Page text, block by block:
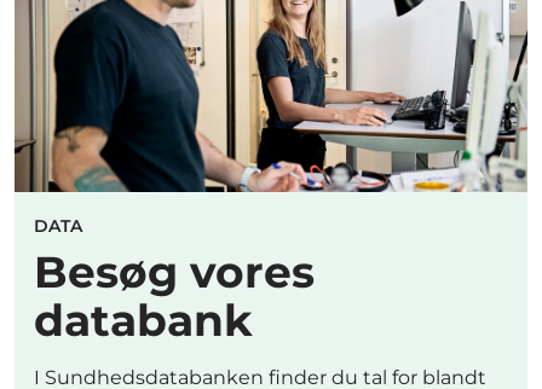
DATA
Besøg vores
databank
I Sundhedsdatabanken finder du tal for blandt